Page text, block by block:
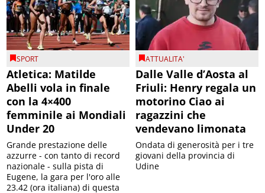
SPORT
Atletica: Matilde
Abelli vola in finale
con la 4×400
femminile ai Mondiali
Under 20
Grande prestazione delle
azzurre - con tanto di record
nazionale - sulla pista di
Eugene, la gara per l'oro alle
23.42 (ora italiana) di questa
ATTUALITA'
Dalle Valle d’Aosta al
Friuli: Henry regala un
motorino Ciao ai
ragazzini che
vendevano limonata
Ondata di generosità per i tre
giovani della provincia di
Udine